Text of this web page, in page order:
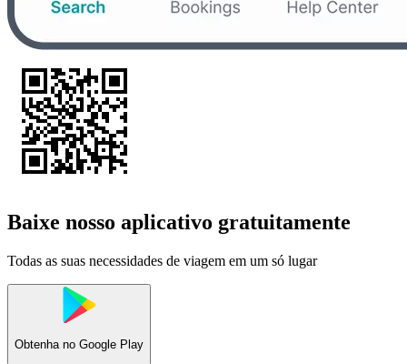
Baixe nosso aplicativo gratuitamente
Todas as suas necessidades de viagem em um só lugar
Obtenha no Google Play